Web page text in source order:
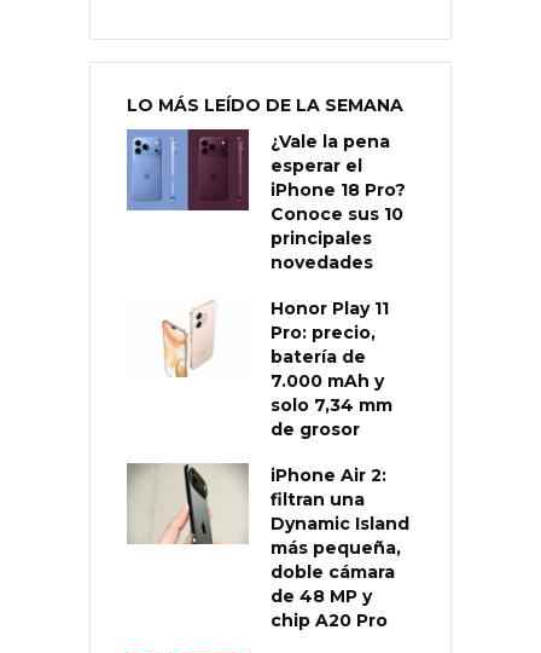
LO MÁS LEÍDO DE LA SEMANA
¿Vale la pena
esperar el
iPhone 18 Pro?
Conoce sus 10
principales
novedades
Honor Play 11
Pro: precio,
batería de
7.000 mAh y
solo 7,34 mm
de grosor
iPhone Air 2:
filtran una
Dynamic Island
más pequeña,
doble cámara
de 48 MP y
chip A20 Pro